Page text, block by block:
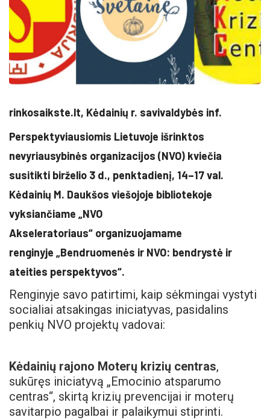
rinkosaikste.lt, Kėdainių r. savivaldybės inf.
Perspektyviausiomis Lietuvoje išrinktos
nevyriausybinės organizacijos (NVO) kviečia
susitikti birželio 3 d., penktadienį, 14–17 val.
Kėdainių M. Daukšos viešojoje bibliotekoje
vyksiančiame „NVO
Akseleratoriaus“ organizuojamame
renginyje „Bendruomenės ir NVO: bendrystė ir
ateities perspektyvos“.
Renginyje savo patirtimi, kaip sėkmingai vystyti
socialiai atsakingas iniciatyvas, pasidalins
penkių NVO projektų vadovai:
Kėdainių rajono Moterų krizių centras,
sukūręs iniciatyvą „Emocinio atsparumo
centras“, skirtą krizių prevencijai ir moterų
savitarpio pagalbai ir palaikymui stiprinti.